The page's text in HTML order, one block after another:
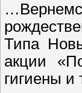
Типа
акции
гигиены